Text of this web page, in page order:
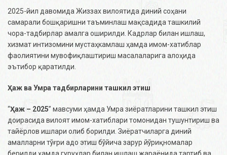
2025-йил давомида Жиззах вилоятида диний соҳани
самарали бошқаришни таъминлаш мақсадида ташкилий
чора-тадбирлар амалга оширилди. Кадрлар билан ишлаш,
хизмат интизомини мустаҳкамлаш ҳамда имом-хатиблар
фаолиятини мувофиқлаштириш масалаларига алоҳида
эътибор қаратилди.
Ҳаж ва Умра тадбирларини ташкил этиш
“Ҳаж – 2025” мавсуми ҳамда Умра зиёратларини ташкил этиш
доирасида вилоят имом-хатиблари томонидан тушунтириш ва
тайёрлов ишлари олиб борилди. Зиёратчиларга диний
амалларни тўғри адо этиш бўйича зарур йўриқномалар
берилди ҳамда гуруҳлар билан ишлаш жараёнида тартиб ва